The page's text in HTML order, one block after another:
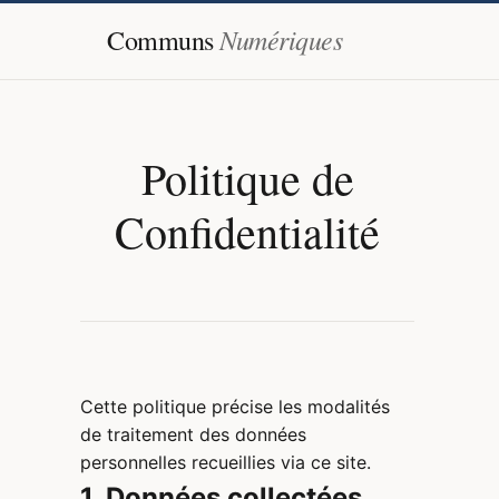
CommunsNumériques
Politique de
Confidentialité
Cette politique précise les modalités
de traitement des données
personnelles recueillies via ce site.